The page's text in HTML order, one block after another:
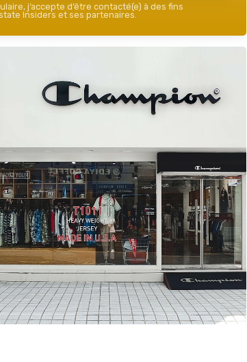
j’accepte d’être contacté(e) à des fins
Insiders et ses partenaires.